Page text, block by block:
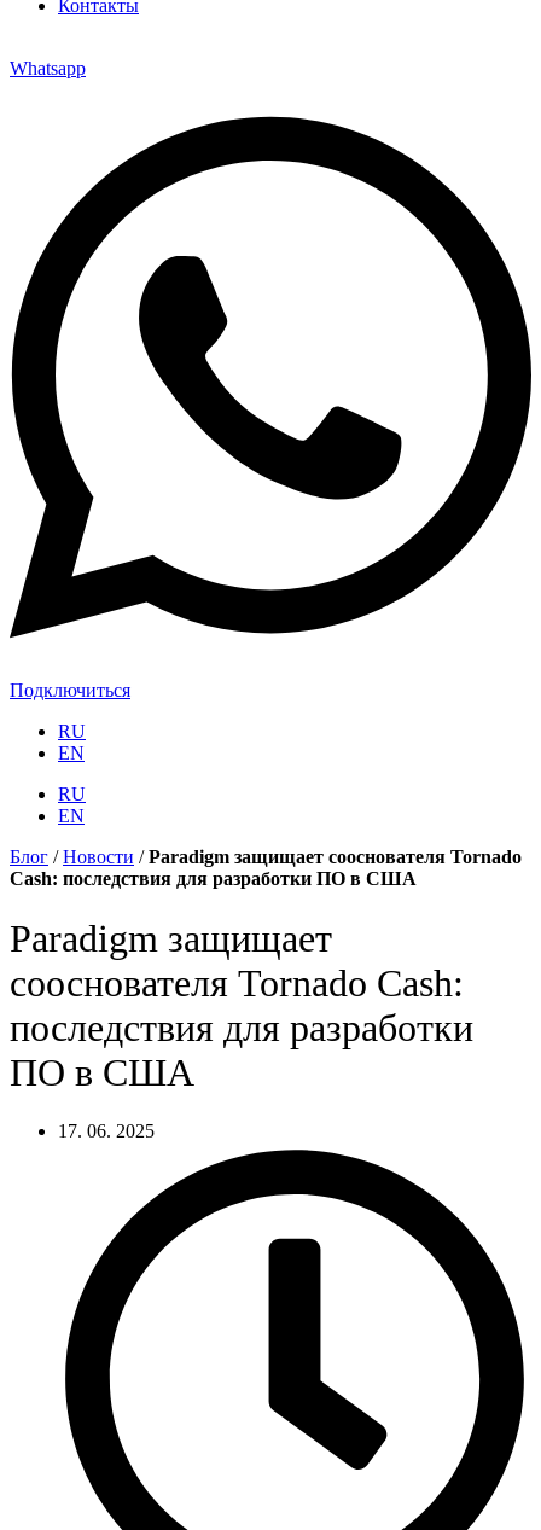
Контакты
Whatsapp
Подключиться
RU
EN
RU
EN
Блог /Новости /Paradigm защищает сооснователя Tornado
Cash: последствия для разработки ПО в США
Paradigm защищает
сооснователя Tornado Cash:
последствия для разработки
ПО в США
17. 06. 2025